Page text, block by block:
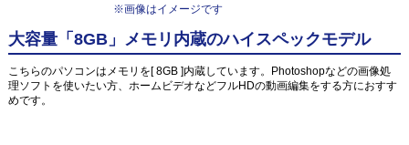
※画像はイメージです
大容量「8GB」メモリ内蔵のハイスペックモデル
こちらのパソコンはメモリを[ 8GB ]内蔵しています。Photoshopなどの画像処
理ソフトを使いたい方、ホームビデオなどフルHDの動画編集をする方におすす
めです。